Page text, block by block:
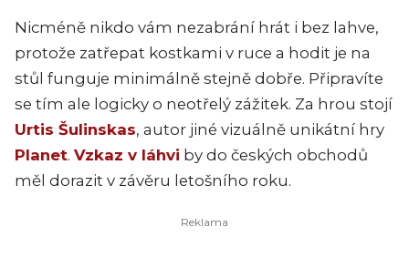
Nicméně nikdo vám nezabrání hrát i bez lahve,
protože zatřepat kostkami v ruce a hodit je na
stůl funguje minimálně stejně dobře. Připravíte
se tím ale logicky o neotřelý zážitek. Za hrou stojí
Urtis Šulinskas, autor jiné vizuálně unikátní hry
Planet. Vzkaz v láhvi by do českých obchodů
měl dorazit v závěru letošního roku.